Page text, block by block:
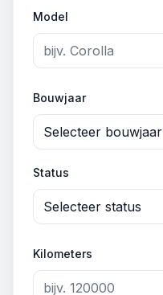
Model
Bouwjaar
Selecteer bouwjaar
Status
Selecteer status
Kilometers